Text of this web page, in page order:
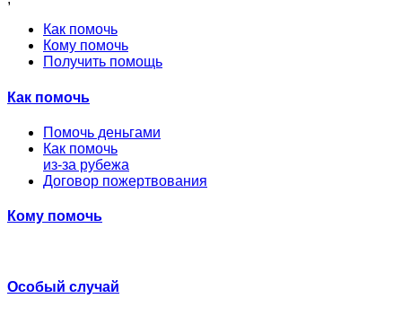
Как помочь
Кому помочь
Получить помощь
Как помочь
Помочь деньгами
Как помочь
из-за рубежа
Договор пожертвования
Кому помочь
Особый случай